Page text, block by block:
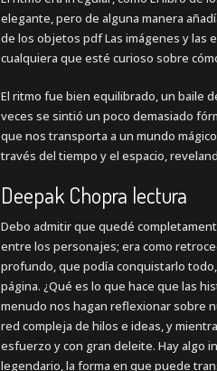
elegante, pero de alguna manera
de los objetos pdf Las imágenes y las
cualquiera que esté curioso sobre
El ritmo fue bien equilibrado, un baile
veces se sintió un poco demasiado
que nos transporta a un mundo
través del tiempo y el espacio,
Deepak Chopra lectura
Debo admitir que quedé
entre los personajes; era como
profundo, que podía conquistarlo
página. ¿Qué es lo que hace que las
menudo nos hagan reflexionar sobre
red compleja de hilos e ideas, y
esfuerzo y con gran deleite. Hay algo
legendario, la forma en que puede